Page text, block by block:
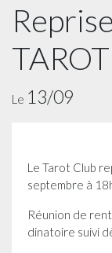
Le 13/09
Le Tarot Club
septembre à
Réunion de
dinatoire suivi